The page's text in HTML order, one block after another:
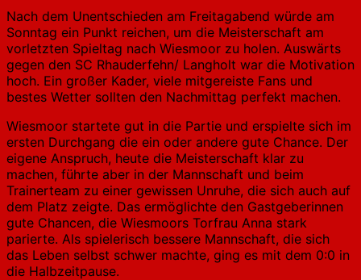
Nach dem Unentschieden am Freitagabend würde am
Sonntag ein Punkt reichen, um die Meisterschaft am
vorletzten Spieltag nach Wiesmoor zu holen. Auswärts
gegen den SC Rhauderfehn/ Langholt war die Motivation
hoch. Ein großer Kader, viele mitgereiste Fans und
bestes Wetter sollten den Nachmittag perfekt machen.
Wiesmoor startete gut in die Partie und erspielte sich im
ersten Durchgang die ein oder andere gute Chance. Der
eigene Anspruch, heute die Meisterschaft klar zu
machen, führte aber in der Mannschaft und beim
Trainerteam zu einer gewissen Unruhe, die sich auch auf
dem Platz zeigte. Das ermöglichte den Gastgeberinnen
gute Chancen, die Wiesmoors Torfrau Anna stark
parierte. Als spielerisch bessere Mannschaft, die sich
das Leben selbst schwer machte, ging es mit dem 0:0 in
die Halbzeitpause.